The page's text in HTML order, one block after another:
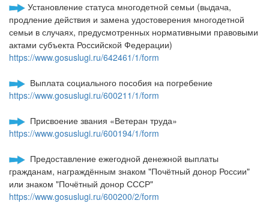
Установление статуса многодетной семьи (выдача,
продление действия и замена удостоверения многодетной
семьи в случаях, предусмотренных нормативными правовыми
актами субъекта Российской Федерации)
https://www.gosuslugi.ru/642461/1/form
Выплата социального пособия на погребение
https://www.gosuslugi.ru/600211/1/form
Присвоение звания «Ветеран труда»
https://www.gosuslugi.ru/600194/1/form
Предоставление ежегодной денежной выплаты
гражданам, награждённым знаком "Почётный донор России"
или знаком "Почётный донор СССР"
https://www.gosuslugi.ru/600200/2/form